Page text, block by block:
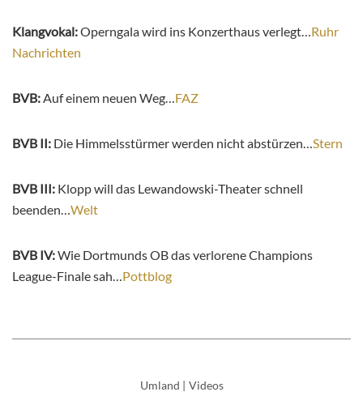
Klangvokal:Operngala wird ins Konzerthaus verlegt…Ruhr
Nachrichten
BVB:Auf einem neuen Weg…FAZ
BVB II: Die Himmelsstürmer werden nicht abstürzen…Stern
BVB III: Klopp will das Lewandowski-Theater schnell
beenden…Welt
BVB IV:Wie Dortmunds OB das verlorene Champions
League-Finale sah…Pottblog
Umland | Videos